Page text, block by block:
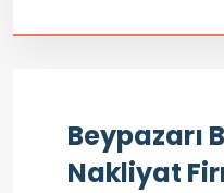
Beypazarı
Nakliyat